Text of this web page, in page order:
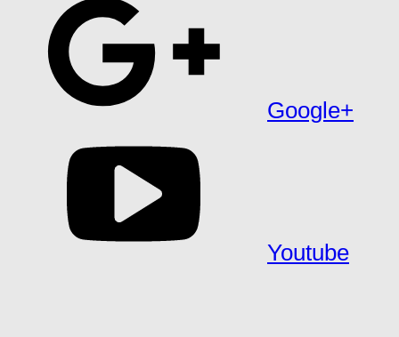
Google+
Youtube